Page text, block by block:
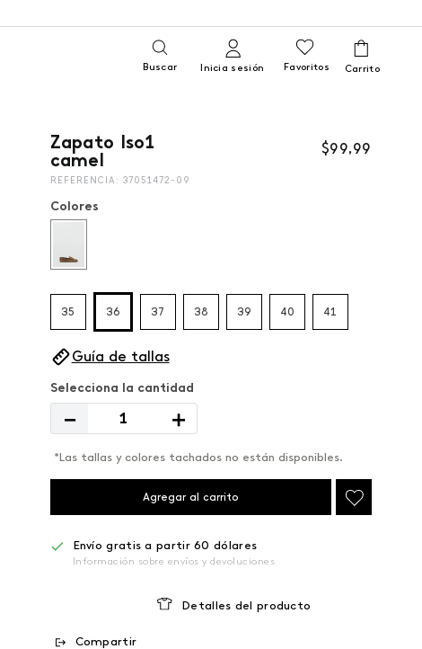
Buscar Inicia sesión Favoritos
Zapato Iso1
camel
$99,99
REFERENCIA : 37051472-09
Colores
35 36 37 38 39 40 41
Guía de tallas
＋
－
*Las tallas y colores tachados no están disponibles.
Agregar al carrito
Envío gratis a partir 60 dólares
Información sobre envíos y devoluciones
Detalles del producto
Compartir